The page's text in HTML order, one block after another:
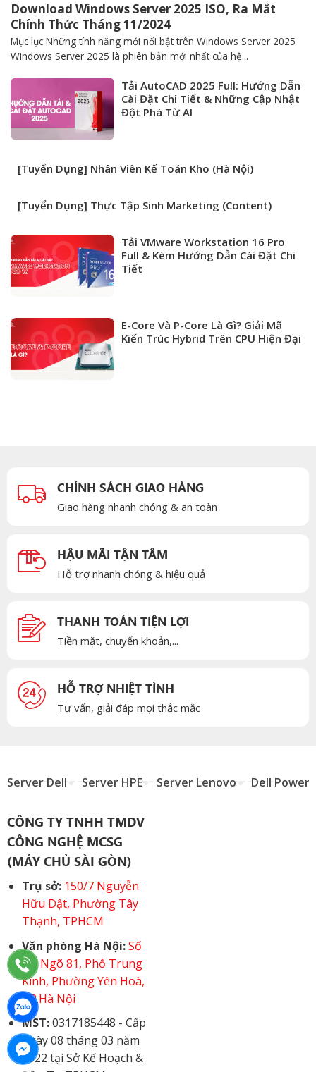
Download Windows Server 2025 ISO, Ra Mắt
Chính Thức Tháng 11/2024
Mục lục Những tính năng mới nổi bật trên Windows Server 2025
Windows Server 2025 là phiên bản mới nhất của hệ...
Tải AutoCAD 2025 Full: Hướng Dẫn
Cài Đặt Chi Tiết & Những Cập Nhật
Đột Phá Từ AI
[Tuyển Dụng] Nhân Viên Kế Toán Kho (Hà Nội)
[Tuyển Dụng] Thực Tập Sinh Marketing (Content)
Tải VMware Workstation 16 Pro
Full & Kèm Hướng Dẫn Cài Đặt Chi
Tiết
E-Core Và P-Core Là Gì? Giải Mã
Kiến Trúc Hybrid Trên CPU Hiện Đại
CHÍNH SÁCH GIAO HÀNG
Giao hàng nhanh chóng & an toàn
HẬU MÃI TẬN TÂM
Hỗ trợ nhanh chóng & hiệu quả
THANH TOÁN TIỆN LỢI
Tiền mặt, chuyển khoản,...
HỖ TRỢ NHIỆT TÌNH
Tư vấn, giải đáp mọi thắc mắc
Server Dell Server HPE Server Lenovo Dell
CÔNG TY TNHH TMDV
CÔNG NGHỆ MCSG
(MÁY CHỦ SÀI GÒN)
Trụ sở: 150/7 Nguyễn
Hữu Dật, Phường Tây
Thạnh, TPHCM
Văn phòng Hà Nội: Số
15, Ngõ 81, Phố Trung
Kính, Phường Yên Hoà,
TP.Hà Nội
MST:0317185448 - Cấp
ngày 08 tháng 03 năm
2022 tại Sở Kế Hoạch &